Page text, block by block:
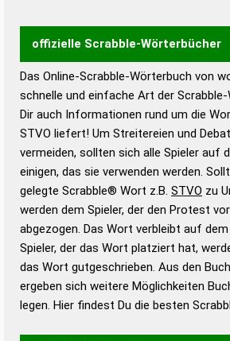
offizielle Scrabble-Wörterbücher
Wortwurzel liefert mit Hilfe eines
Wortanalyse-Algorithmus gute
Wortbedeutung, Worttrennung und
Gültigkeit eines Wortes für das
bestimmen!
zugelassene Turnier
Wörterbücher sind:
Duden –
Duden –
Deutsch
Duden – Die
Duden –
Das Online-Scrabble-Wörterbuch von
schnelle und einfache Art der
Dir auch Informationen rund um die
STVO liefert! Um Streitereien und
vermeiden, sollten sich alle Spieler auf
einigen, das sie verwenden werden.
gelegte Scrabble® Wort z.B. STVO zu
werden dem Spieler, der den Protest
abgezogen. Das Wort verbleibt auf
Spieler, der das Wort platziert hat,
das Wort gutgeschrieben. Aus den
ergeben sich weitere Möglichkeiten
legen. Hier findest Du die besten